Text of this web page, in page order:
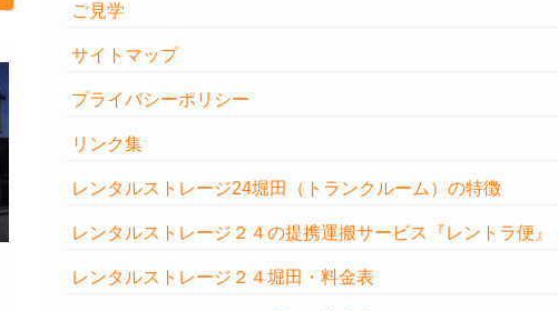
ご見学
サイトマップ
プライバシーポリシー
リンク集
レンタルストレージ24堀田（トランクルーム）の特徴
レンタルストレージ２４の提携運搬サービス『レントラ便』
レンタルストレージ２４堀田・料金表